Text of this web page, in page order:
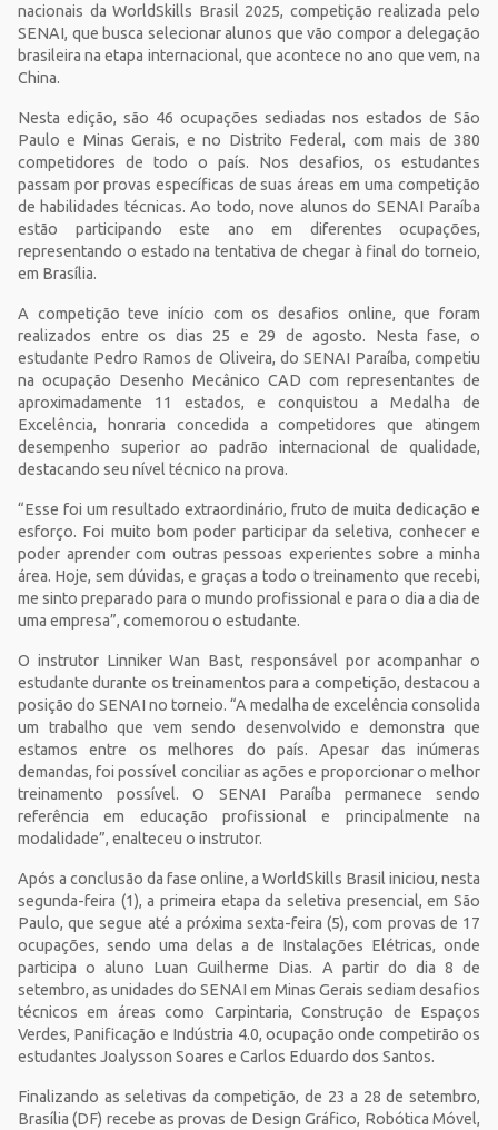
nacionais da WorldSkills Brasil 2025, competição realizada pelo
SENAI, que busca selecionar alunos que vão compor a delegação
brasileira na etapa internacional, que acontece no ano que vem, na
China.
Nesta edição, são 46 ocupações sediadas nos estados de São
Paulo e Minas Gerais, e no Distrito Federal, com mais de 380
competidores de todo o país. Nos desafios, os estudantes
passam por provas específicas de suas áreas em uma competição
de habilidades técnicas. Ao todo, nove alunos do SENAI Paraíba
estão participando este ano em diferentes ocupações,
representando o estado na tentativa de chegar à final do torneio,
em Brasília.
A competição teve início com os desafios online, que foram
realizados entre os dias 25 e 29 de agosto. Nesta fase, o
estudante Pedro Ramos de Oliveira, do SENAI Paraíba, competiu
na ocupação Desenho Mecânico CAD com representantes de
aproximadamente 11 estados, e conquistou a Medalha de
Excelência, honraria concedida a competidores que atingem
desempenho superior ao padrão internacional de qualidade,
destacando seu nível técnico na prova.
“Esse foi um resultado extraordinário, fruto de muita dedicação e
esforço. Foi muito bom poder participar da seletiva, conhecer e
poder aprender com outras pessoas experientes sobre a minha
área. Hoje, sem dúvidas, e graças a todo o treinamento que recebi,
me sinto preparado para o mundo profissional e para o dia a dia de
uma empresa”, comemorou o estudante.
O instrutor Linniker Wan Bast, responsável por acompanhar o
estudante durante os treinamentos para a competição, destacou a
posição do SENAI no torneio. “A medalha de excelência consolida
um trabalho que vem sendo desenvolvido e demonstra que
estamos entre os melhores do país. Apesar das inúmeras
demandas, foi possível conciliar as ações e proporcionar o melhor
treinamento possível. O SENAI Paraíba permanece sendo
referência em educação profissional e principalmente na
modalidade”, enalteceu o instrutor.
Após a conclusão da fase online, a WorldSkills Brasil iniciou, nesta
segunda-feira (1), a primeira etapa da seletiva presencial, em São
Paulo, que segue até a próxima sexta-feira (5), com provas de 17
ocupações, sendo uma delas a de Instalações Elétricas, onde
participa o aluno Luan Guilherme Dias. A partir do dia 8 de
setembro, as unidades do SENAI em Minas Gerais sediam desafios
técnicos em áreas como Carpintaria, Construção de Espaços
Verdes, Panificação e Indústria 4.0, ocupação onde competirão os
estudantes Joalysson Soares e Carlos Eduardo dos Santos.
Finalizando as seletivas da competição, de 23 a 28 de setembro,
Brasília (DF) recebe as provas de Design Gráfico, Robótica Móvel,